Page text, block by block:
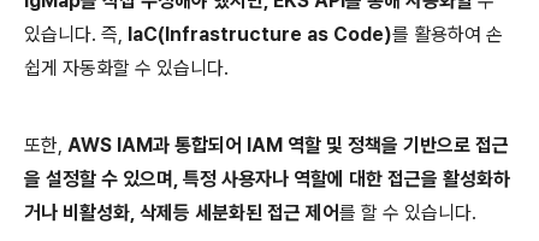
있습니다. 즉, IaC(Infrastructure as Code)를 활용하여 손
쉽게 자동화할 수 있습니다.
또한, AWS IAM과 통합되어 IAM 역할 및 정책을 기반으로 접근
을 설정할 수 있으며, 특정 사용자나 역할에 대한 접근을 활성화하
거나 비활성화, 삭제등 세분화된 접근 제어를 할 수 있습니다.